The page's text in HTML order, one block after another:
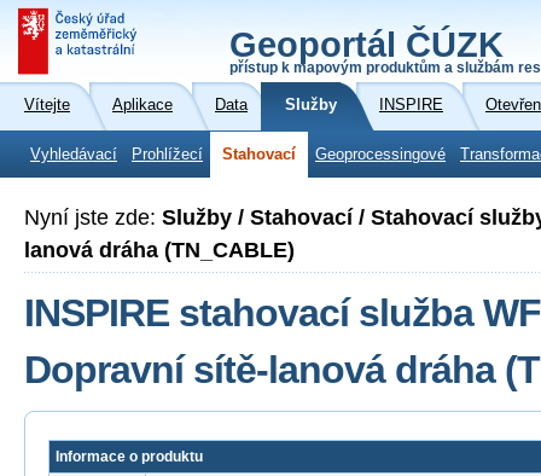
Geoportál ČÚZK
přístup k mapovým produktům a službám
Vítejte Aplikace Data Služby INSPIRE
Vyhledávací Prohlížecí Stahovací Geoprocessingové
Nyní jste zde: Služby / Stahovací / Stahovací
lanová dráha (TN_CABLE)
INSPIRE stahovací služba
Dopravní sítě-lanová dráha
Informace o produktu